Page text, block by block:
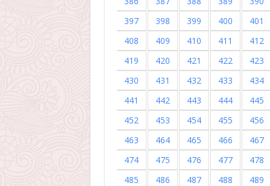
397
398 399 400
401
408
409 410 411
412
419
420 421 422
423
430
431 432 433
434
441
442 443 444
445
452
453 454 455
456
463
464 465 466
467
474
475 476 477
478
485
486 487 488
489